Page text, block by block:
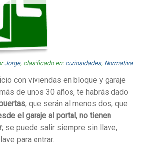
Jorge, clasificado en: curiosidades, Normativa
con viviendas en bloque y garaje
de unos 30 años, te habrás dado
, que serán al menos dos, que
el garaje al portal, no tienen
; se puede salir siempre sin llave,
para entrar.